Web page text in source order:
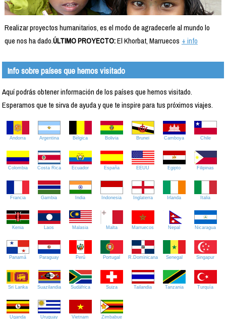
Realizar proyectos humanitarios, es el modo de agradecerle al mundo lo
que nos ha dado.ÚLTIMO PROYECTO:El Khorbat, Marruecos + info
Info sobre países que hemos visitado
Aquí podrás obtener información de los países que hemos visitado.
Esperamos que te sirva de ayuda y que te inspire para tus próximos viajes.
Andorra Argentina Bélgica Bolivia Brunei Camboya Chile
Colombia Costa Rica Ecuador España EEUU Egipto Filipinas
Francia Gambia India Indonesia Inglaterra Irlanda Italia
Kenia Laos Malasia Malta Marruecos Nepal Nicaragua
Panamá Paraguay Perú Portugal R.Dominicana Senegal Singapur
Sri Lanka Suazilandia Sudáfrica Suiza Tailandia Tanzania Turquía
Uganda Uruguay Vietnam Zimbabue